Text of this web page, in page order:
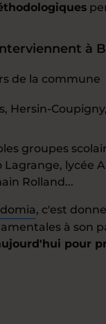
à
de la commune
Hersin-
groupes
Lagrange, lycée
Rolland...
, c'est
à son
pour